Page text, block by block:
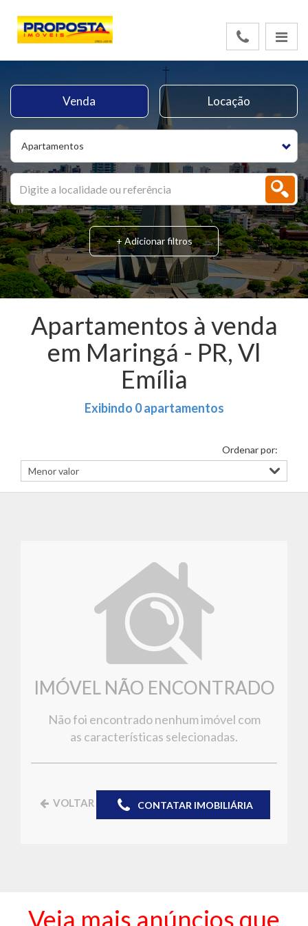
Apartamentos
Venda Locação
+ Adicionar filtros
Apartamentos à venda
em Maringá - PR, Vl
Emília
Exibindo 0 apartamentos
Ordenar por:
IMÓVEL NÃO ENCONTRADO
Não foi encontrado nenhum imóvel com
as características selecionadas.
VOLTAR CONTATAR IMOBILIÁRIA
Veja mais anúncios que